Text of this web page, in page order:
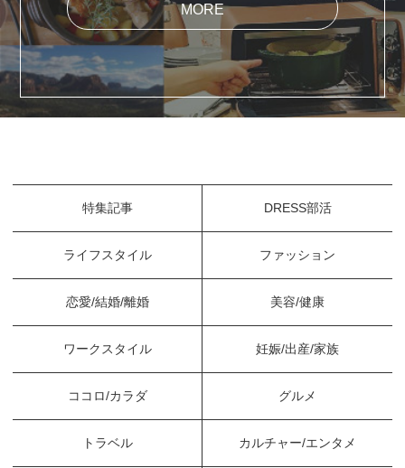
MORE
特集記事 DRESS部活
ライフスタイル ファッション
恋愛/結婚/離婚 美容/健康
ワークスタイル 妊娠/出産/家族
ココロ/カラダ グルメ
トラベル カルチャー/エンタメ